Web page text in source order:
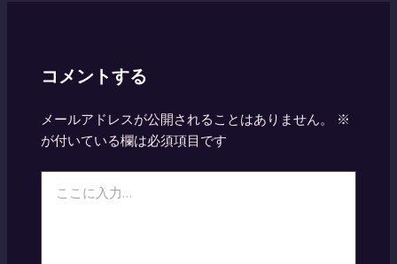
コメントする
メールアドレスが公開されることはありません。
※
が付いている欄は必須項目です